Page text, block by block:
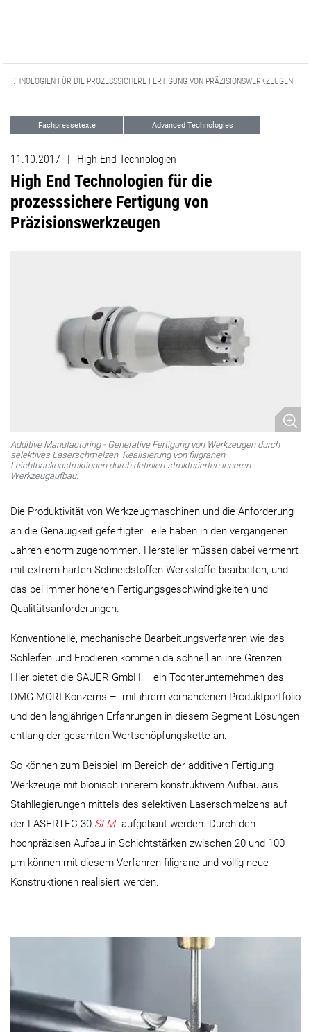
TECHNOLOGIEN FÜR DIE PROZESSSICHERE FERTIGUNG VON PRÄZISIONSWERKZEUGEN
Fachpressetexte Advanced Technologies
11.10.2017 | High End Technologien
High End Technologien für die
prozesssichere Fertigung von
Präzisionswerkzeugen
Additive Manufacturing - Generative Fertigung von Werkzeugen durch
selektives Laserschmelzen. Realisierung von filigranen
Leichtbaukonstruktionen durch definiert strukturierten inneren
Werkzeugaufbau.
Die Produktivität von Werkzeugmaschinen und die Anforderung
an die Genauigkeit gefertigter Teile haben in den vergangenen
Jahren enorm zugenommen. Hersteller müssen dabei vermehrt
mit extrem harten Schneidstoffen Werkstoffe bearbeiten, und
das bei immer höheren Fertigungsgeschwindigkeiten und
Qualitätsanforderungen.
Konventionelle, mechanische Bearbeitungsverfahren wie das
Schleifen und Erodieren kommen da schnell an ihre Grenzen.
Hier bietet die SAUER GmbH – ein Tochterunternehmen des
DMG MORI Konzerns – mit ihrem vorhandenen Produktportfolio
und den langjährigen Erfahrungen in diesem Segment Lösungen
entlang der gesamten Wertschöpfungskette an.
So können zum Beispiel im Bereich der additiven Fertigung
Werkzeuge mit bionisch innerem konstruktivem Aufbau aus
Stahllegierungen mittels des selektiven Laserschmelzens auf
der LASERTEC 30 SLM aufgebaut werden. Durch den
hochpräzisen Aufbau in Schichtstärken zwischen 20 und 100
µm können mit diesem Verfahren filigrane und völlig neue
Konstruktionen realisiert werden.